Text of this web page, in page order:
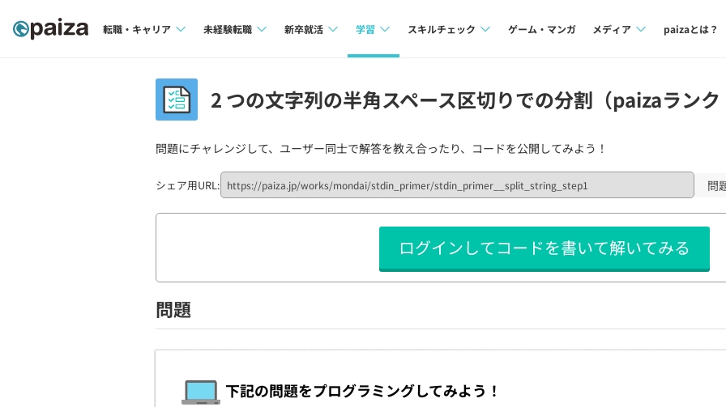
転職・キャリア
インタビュー
転職成功ガイド
転職エージェント
未経験転職
転職成功ガイド
新卒就活
本選考
新卒エージェント
イベント・セミナー
就活成功ガイド
学習
問題集
4択課題
ナレッジ
リファレンス
個人向けプラン
学校向けプラン
契約内容・クーポン
スキルチェック
評価結果一覧
再チャレンジ結果一覧
ゲーム・マンガ メディア
paiza times
paizaとは？
2 つの文字列の半角スペース区切りでの分割（paizaランク
問題にチャレンジして、ユーザー同士で解答を教え合ったり、コードを公開してみよう！
シェア用URL: 問
ログインしてコードを書いて解いてみる
問題
下記の問題をプログラミングしてみよう！